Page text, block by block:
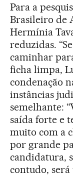
Para a
Brasileiro de
Hermínia
reduzidas.
caminhar
ficha limpa,
condenação
instâncias
semelhante:
saída forte e
muito com a
por grande
candidatura,
contudo, será